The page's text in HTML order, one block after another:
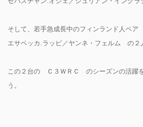
そして、若手急成長中のフィンランド人ペア
エサペッカ.ラッピ／ヤンネ・フェルム の２
この２台の Ｃ３ＷＲＣ のシーズンの活躍
う。